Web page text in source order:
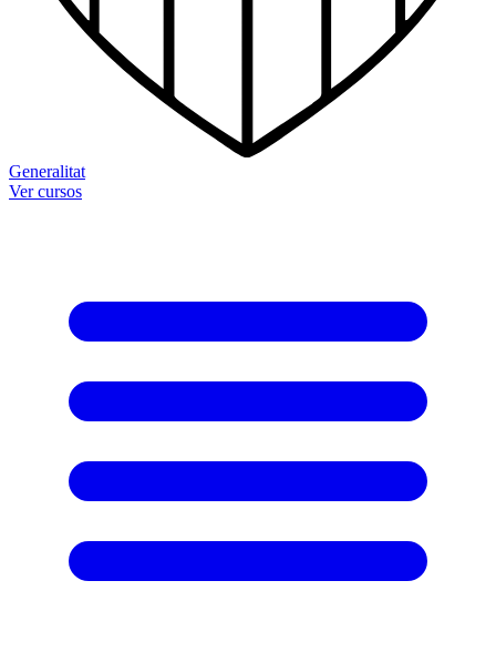
Generalitat
Ver cursos